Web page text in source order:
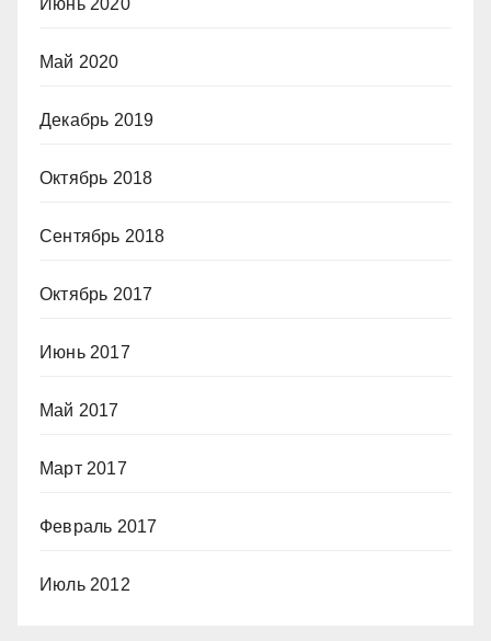
Май 2020
Декабрь 2019
Октябрь 2018
Сентябрь 2018
Октябрь 2017
Июнь 2017
Май 2017
Март 2017
Февраль 2017
Июль 2012